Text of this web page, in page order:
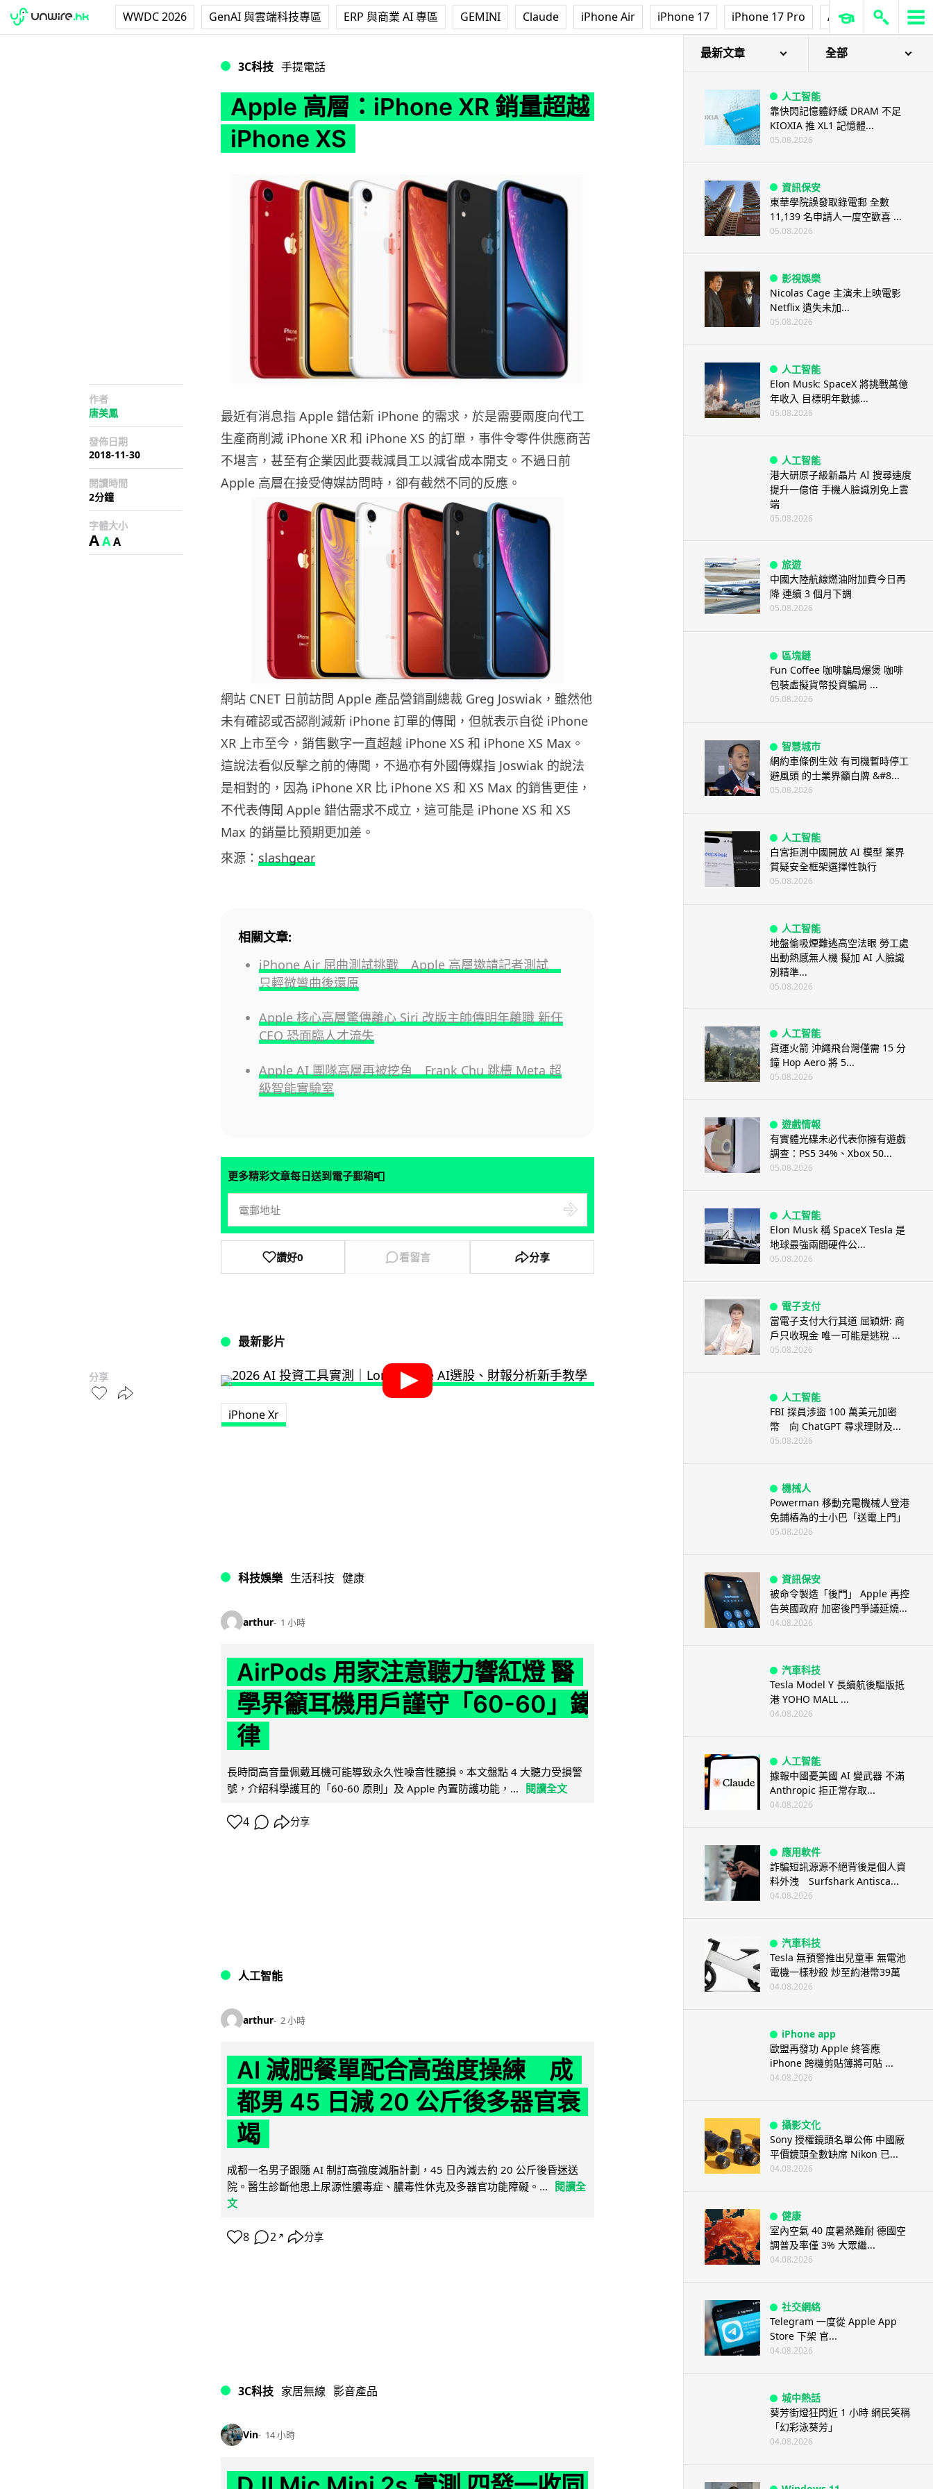
WWDC 2026 GenAI 與雲端科技專區 ERP 與商業 AI 專區 GEMINI Claude iPhone Air iPhone 17 iPhone 17 Pro AirPods Pro 3
3C科技 手提電話
Apple 高層：iPhone XR 銷量超越
iPhone XS
作者
唐美鳳
發佈日期
2018-11-30
閱讀時間
2分鐘
字體大小
AAA
分享
最近有消息指 Apple 錯估新 iPhone 的需求，於是需要兩度向代工
生產商削減 iPhone XR 和 iPhone XS 的訂單，事件令零件供應商苦
不堪言，甚至有企業因此要裁減員工以減省成本開支。不過日前
Apple 高層在接受傳媒訪問時，卻有截然不同的反應。
網站 CNET 日前訪問 Apple 產品營銷副總裁 Greg Joswiak，雖然他
未有確認或否認削減新 iPhone 訂單的傳聞，但就表示自從 iPhone
XR 上市至今，銷售數字一直超越 iPhone XS 和 iPhone XS Max。
這說法看似反擊之前的傳聞，不過亦有外國傳媒指 Joswiak 的說法
是相對的，因為 iPhone XR 比 iPhone XS 和 XS Max 的銷售更佳，
不代表傳聞 Apple 錯估需求不成立，這可能是 iPhone XS 和 XS
Max 的銷量比預期更加差。
來源： slashgear
相關文章:
iPhone Air 屈曲測試挑戰 Apple 高層邀請記者測試
只輕微彎曲後還原
Apple 核心高層驚傳離心 Siri 改版主帥傳明年離職 新任
CEO 恐面臨人才流失
Apple AI 團隊高層再被挖角 Frank Chu 跳槽 Meta 超
級智能實驗室
更多精彩文章每日送到電子郵箱📮
讚好0 看留言 分享
最新影片
iPhone Xr
科技娛樂 生活科技 健康
arthur 1 小時
AirPods 用家注意聽力響紅燈 醫
學界籲耳機用戶謹守「60-60」鐵
律
長時間高音量佩戴耳機可能導致永久性噪音性聽損。本文盤點 4 大聽力受損警
號，介紹科學護耳的「60-60 原則」及 Apple 內置防護功能，...
閱讀全文
4 分享
人工智能
arthur 2 小時
AI 減肥餐單配合高強度操練 成
都男 45 日減 20 公斤後多器官衰
竭
成都一名男子跟隨 AI 制訂高強度減脂計劃，45 日內減去約 20 公斤後昏迷送
院。醫生診斷他患上尿源性膿毒症、膿毒性休克及多器官功能障礙。...
閱讀全
文
8 2 ↗ 分享
3C科技 家居無線 影音產品
Vin 14 小時
最新文章 全部
人工智能
靠快閃記憶體紓緩 DRAM 不足
KIOXIA 推 XL1 記憶體...
05.08.2026
資訊保安
東華學院誤發取錄電郵 全數
11,139 名申請人一度空歡喜 ...
05.08.2026
影視娛樂
Nicolas Cage 主演未上映電影
Netflix 遺失未加...
05.08.2026
人工智能
Elon Musk: SpaceX 將挑戰萬億
年收入 目標明年數據...
05.08.2026
人工智能
港大研原子級新晶片 AI 搜尋速度
提升一億倍 手機人臉識別免上雲
端
05.08.2026
旅遊
中國大陸航線燃油附加費今日再
降 連續 3 個月下調
05.08.2026
區塊鏈
Fun Coffee 咖啡騙局爆煲 咖啡
包裝虛擬貨幣投資騙局 ...
05.08.2026
智慧城市
網約車條例生效 有司機暫時停工
避風頭 的士業界籲白牌 &#8...
05.08.2026
人工智能
白宮拒測中國開放 AI 模型 業界
質疑安全框架選擇性執行
05.08.2026
人工智能
地盤偷吸煙難逃高空法眼 勞工處
出動熱感無人機 擬加 AI 人臉識
別精準...
05.08.2026
人工智能
貨運火箭 沖繩飛台灣僅需 15 分
鐘 Hop Aero 將 5...
05.08.2026
遊戲情報
有實體光碟未必代表你擁有遊戲
調查：PS5 34%、Xbox 50...
05.08.2026
人工智能
Elon Musk 稱 SpaceX Tesla 是
地球最強兩間硬件公...
05.08.2026
電子支付
當電子支付大行其道 屈穎妍: 商
戶只收現金 唯一可能是逃稅 ...
05.08.2026
人工智能
FBI 探員涉盜 100 萬美元加密
幣 向 ChatGPT 尋求理財及...
05.08.2026
機械人
Powerman 移動充電機械人登港
免鋪樁為的士小巴「送電上門」
05.08.2026
資訊保安
被命令製造「後門」 Apple 再控
告英國政府 加密後門爭議延燒...
04.08.2026
汽車科技
Tesla Model Y 長續航後驅版抵
港 YOHO MALL ...
04.08.2026
人工智能
據報中國憂美國 AI 變武器 不滿
Anthropic 拒正常存取...
04.08.2026
應用軟件
詐騙短訊源源不絕背後是個人資
料外洩 Surfshark Antisca...
04.08.2026
汽車科技
Tesla 無預警推出兒童車 無電池
電機一樣秒殺 炒至約港幣39萬
04.08.2026
iPhone app
歐盟再發功 Apple 終答應
iPhone 跨機剪貼簿將可貼 ...
04.08.2026
攝影文化
Sony 授權鏡頭名單公佈 中國廠
平價鏡頭全數缺席 Nikon 已...
04.08.2026
健康
室內空氣 40 度暑熱難耐 德國空
調普及率僅 3% 大眾繼...
04.08.2026
社交網絡
Telegram 一度從 Apple App
Store 下架 官...
04.08.2026
城中熱話
葵芳街燈狂閃近 1 小時 網民笑稱
「幻彩泳葵芳」
04.08.2026